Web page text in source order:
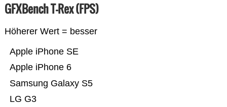
GFXBench T-Rex (FPS)
Höherer Wert = besser
LG G3
Samsung Galaxy S5
Apple iPhone 6
Apple iPhone SE